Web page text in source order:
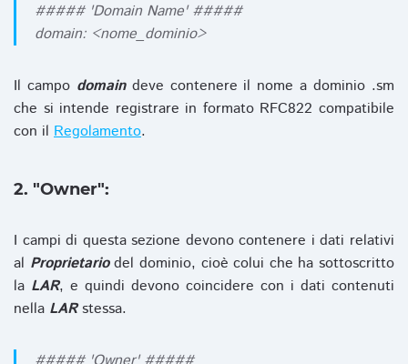
##### 'Domain Name' #####
domain: <nome_dominio>
Il campo domaindeve contenere il nome a dominio .sm
che si intende registrare in formato RFC822 compatibile
con il Regolamento.
2. "Owner":
I campi di questa sezione devono contenere i dati relativi
al Proprietariodel dominio, cioè colui che ha sottoscritto
la LAR, e quindi devono coincidere con i dati contenuti
nella LARstessa.